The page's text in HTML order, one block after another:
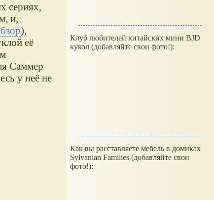
сериях,
и,
),
её
Саммер
у неё не
Клуб любителей китайских мини BJD
кукол (добавляйте свои фото!):
Как вы расставляете мебель в домиках
Sylvanian Families (добавляйте свои
фото!):